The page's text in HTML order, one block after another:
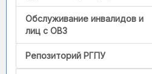
Обслуживание инвалидов и
лиц с ОВЗ
Репозиторий РГПУ